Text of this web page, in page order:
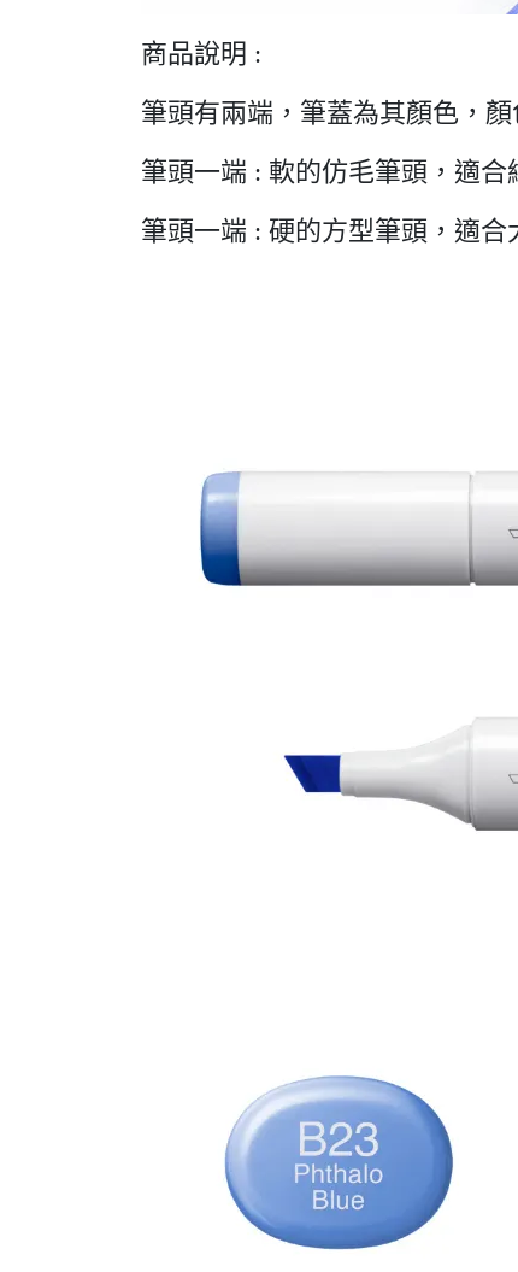
商品說明 :
筆頭有兩端，筆蓋為其顏色，顏
筆頭一端 : 軟的仿毛筆頭，適
筆頭一端 : 硬的方型筆頭，適合